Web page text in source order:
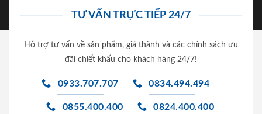
TƯ VẤN TRỰC TIẾP 24/7
Hỗ trợ tư vấn về sản phẩm, giá thành và các chính sách ưu
đãi chiết khấu cho khách hàng 24/7!
0933.707.707 0834.494.494
0855.400.400 0824.400.400